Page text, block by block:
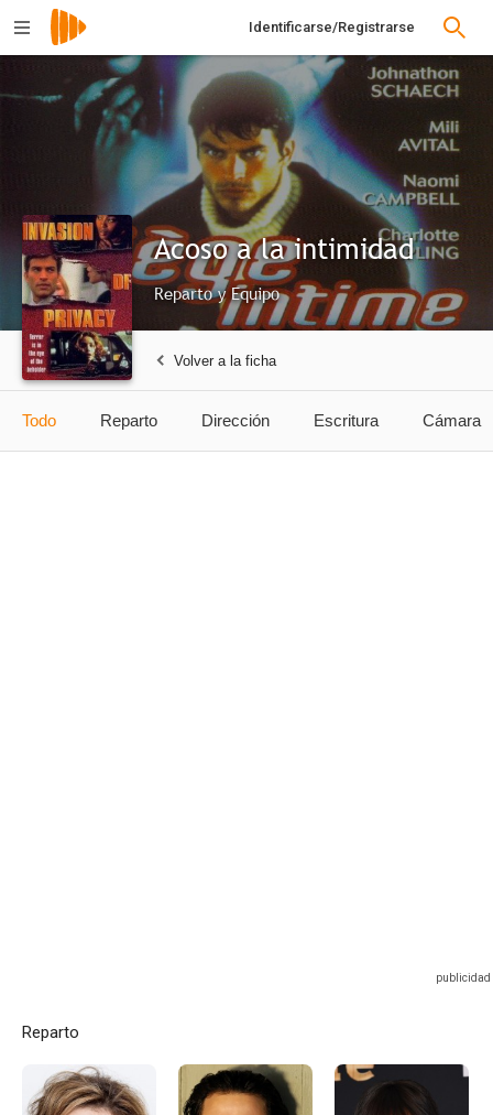
Identificarse/Registrarse
Acoso a la intimidad
Reparto y Equipo
Volver a la ficha
Todo Reparto Dirección Escritura Cámara
Reparto